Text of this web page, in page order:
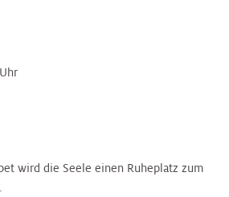
wird die Seele einen Ruheplatz zum